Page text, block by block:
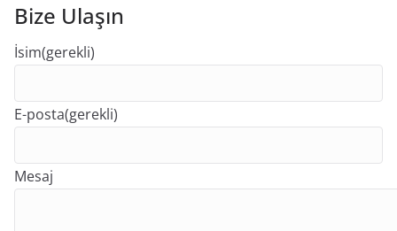
Bize Ulaşın
İsim(gerekli)
E-posta(gerekli)
Mesaj